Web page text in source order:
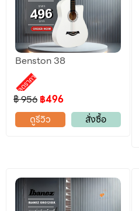
Benston 38
ลดราคา
฿ 956 ฿496
ดูรีวิว
สั่งซื้อ